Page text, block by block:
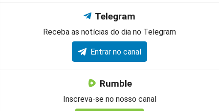
Telegram
Receba as notícias do dia no Telegram
Entrar no canal
Rumble
Inscreva-se no nosso canal